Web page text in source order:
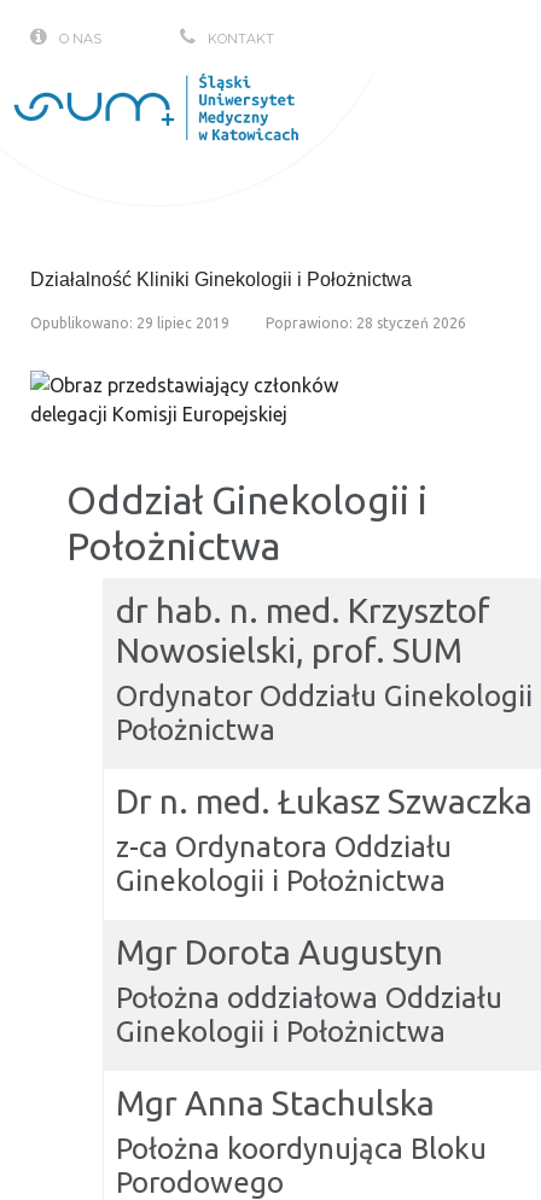
Deklaracja Dostępności
O NAS KONTAKT
Działalność Kliniki Ginekologii i Położnictwa
Opublikowano: 29 lipiec 2019 Poprawiono: 28 styczeń 2026
Oddział Ginekologii i
Położnictwa
dr hab. n. med. Krzysztof
Nowosielski, prof. SUM
Ordynator Oddziału Ginekologii
Położnictwa
Dr n. med. Łukasz Szwaczka
z-ca Ordynatora Oddziału
Ginekologii i Położnictwa
Mgr Dorota Augustyn
Położna oddziałowa Oddziału
Ginekologii i Położnictwa
Mgr Anna Stachulska
Położna koordynująca Bloku
Porodowego